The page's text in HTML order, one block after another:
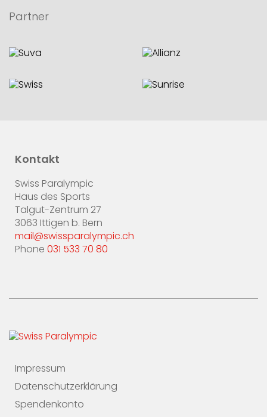
Partner
Kontakt
Swiss Paralympic
Haus des Sports
Talgut-Zentrum 27
3063 Ittigen b. Bern
mail@swissparalympic.ch
Phone 031 533 70 80
Impressum
Datenschutzerklärung
Spendenkonto